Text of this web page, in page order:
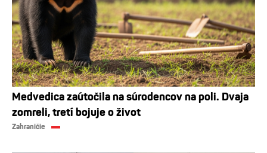
Medvedica zaútočila na súrodencov na poli. Dvaja
zomreli, tretí bojuje o život
Zahraničie